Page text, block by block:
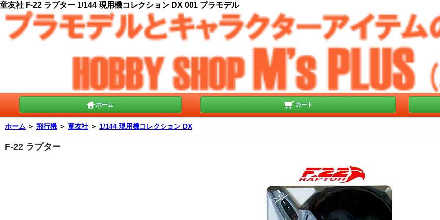
童友社 F-22 ラプター 1/144 現用機コレクション DX 001 プラモデル
ホーム カート
ホーム ＞ 飛行機 ＞ 童友社 ＞ 1/144 現用機コレクション DX
F-22 ラプター